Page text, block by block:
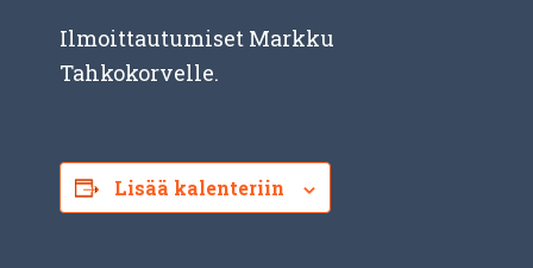
Ilmoittautumiset Markku
Tahkokorvelle.
Lisää kalenteriin